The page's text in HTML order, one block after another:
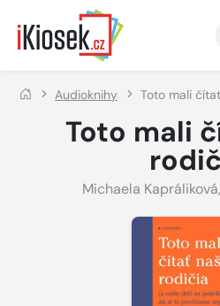
Přejít na hlavní obsah
Audioknihy Toto mali
Toto mali
Michaela Kapráliková,